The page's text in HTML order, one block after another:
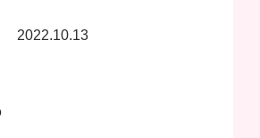
2022.10.13